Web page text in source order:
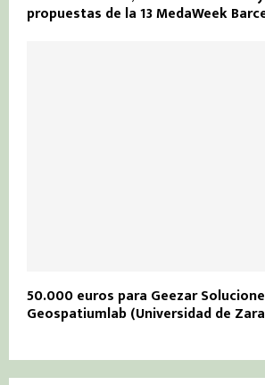
propuestas de la 13 MedaWeek
50.000 euros para Geezar
Geospatiumlab (Universidad de